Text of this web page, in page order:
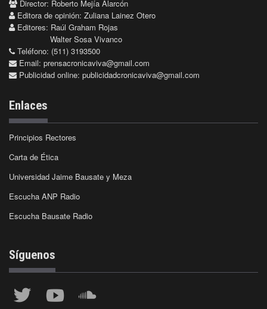
Director: Roberto Mejía Alarcón
Editora de opinión: Zuliana Lainez Otero
Editores: Raúl Graham Rojas
Walter Sosa Vivanco
Teléfono: (511) 3193500
Email: prensacronicaviva@gmail.com
Publicidad online: publicidadcronicaviva@gmail.com
Enlaces
Principios Rectores
Carta de Ética
Universidad Jaime Bausate y Meza
Escucha ANP Radio
Escucha Bausate Radio
Síguenos